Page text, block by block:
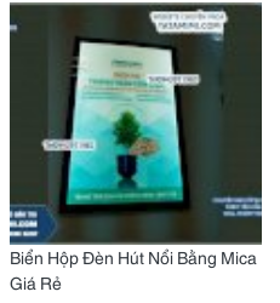
Biển Hộp Đèn Hút Nổi Bằng Mica
Giá Rẻ